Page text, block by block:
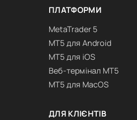
ПЛАТФОРМИ
MetaTrader 5
MT5 для Android
MT5 для iOS
Веб-термінал MT5
MT5 для MacOS
ДЛЯ КЛІЄНТІВ